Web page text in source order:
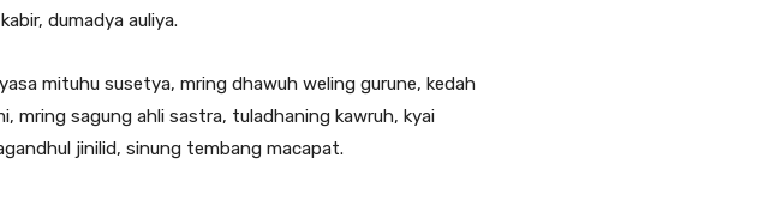
dumadya auliya.
mituhu susetya, mring dhawuh weling gurune, kedah
mring sagung ahli sastra, tuladhaning kawruh, kyai
jinilid, sinung tembang macapat.